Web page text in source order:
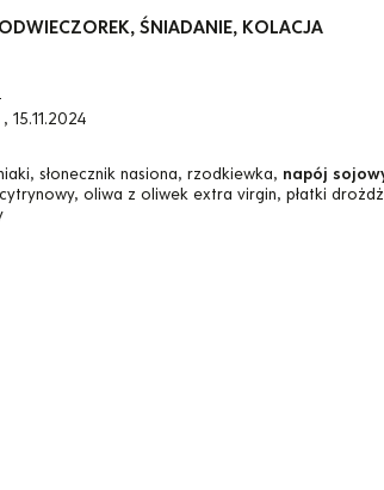
ŚNIADANIE, KOLACJA
, 15.11.2024
słonecznik nasiona, rzodkiewka, napój
oliwa z oliwek extra virgin, płatki